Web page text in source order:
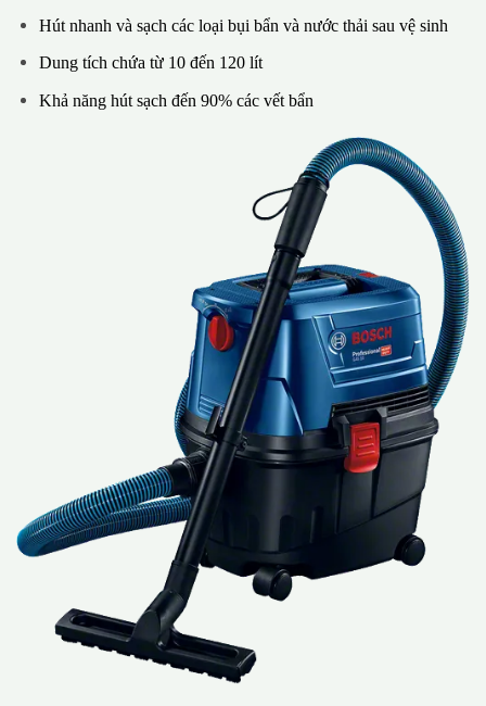
Hút nhanh và sạch các loại bụi bẩn và nước thải sau vệ sinh
Dung tích chứa từ 10 đến 120 lít
Khả năng hút sạch đến 90% các vết bẩn